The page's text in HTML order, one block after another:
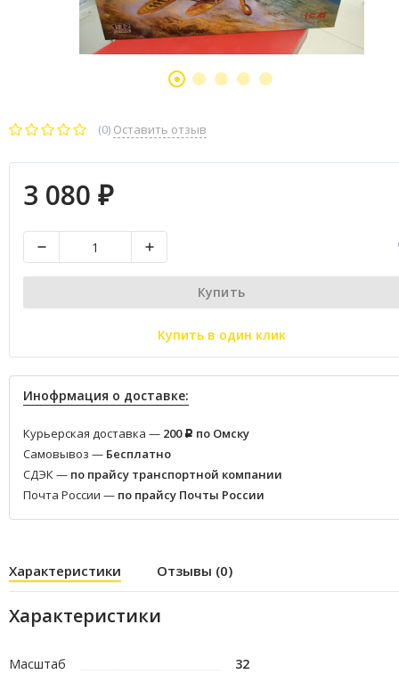
(0) Оставить отзыв
3 080 ₽
Купить
Купить в один клик
Инофрмация о доставке:
Курьерская доставка — 200 Р по Омску
Самовывоз — Бесплатно
СДЭК — по прайсу транспортной компании
Почта России — по прайсу Почты России
Характеристики Отзывы (0)
Характеристики
Масштаб 32